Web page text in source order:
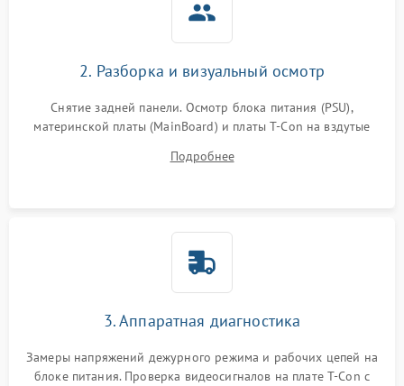
2. Разборка и визуальный осмотр
Снятие задней панели. Осмотр блока питания (PSU),
материнской платы (MainBoard) и платы T-Con на вздутые
Проверка надежности фиксации и целостности шлейфов.
Подробнее
3. Аппаратная диагностика
Замеры напряжений дежурного режима и рабочих цепей на
блоке питания. Проверка видеосигналов на плате T-Con с